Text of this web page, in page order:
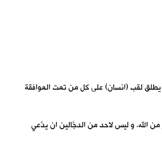
يطلق لقب (انسان) على كل من تمت الموافقة
من الله. و ليس لاحد من الدجَّالين ان يدَّعي